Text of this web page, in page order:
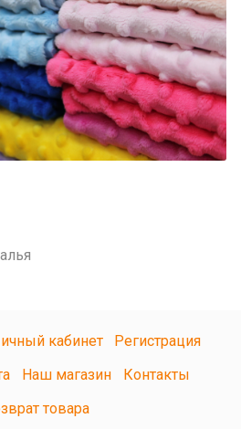
кабинет
Регистрация
Наш магазин
Контакты
товара